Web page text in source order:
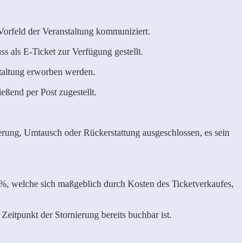
der Veranstaltung kommuniziert.
als E-Ticket zur Verfügung gestellt.
erworben werden.
per Post zugestellt.
Umtausch oder Rückerstattung ausgeschlossen, es sein
welche sich maßgeblich durch Kosten des Ticketverkaufes,
der Stornierung bereits buchbar ist.